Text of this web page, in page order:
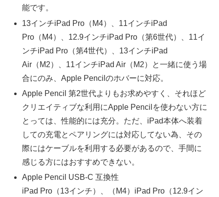
能です。
13インチiPad Pro（M4）、11インチiPad
Pro（M4）、12.9インチiPad Pro（第6世代）、11イ
ンチiPad Pro（第4世代）、13インチiPad
Air（M2）、11インチiPad Air（M2）と一緒に使う場
合にのみ、Apple Pencilのホバーに対応。
Apple Pencil 第2世代よりもお求めやすく、それほど
クリエイティブな利用にApple Pencilを使わない方に
とっては、性能的には充分。ただ、iPad本体へ装着
しての充電とペアリングには対応してない為、その
際にはケーブルを利用する必要があるので、手間に
感じる方にはおすすめできない。
Apple Pencil USB-C 互換性
iPad Pro（13インチ）、（M4）iPad Pro（12.9イン